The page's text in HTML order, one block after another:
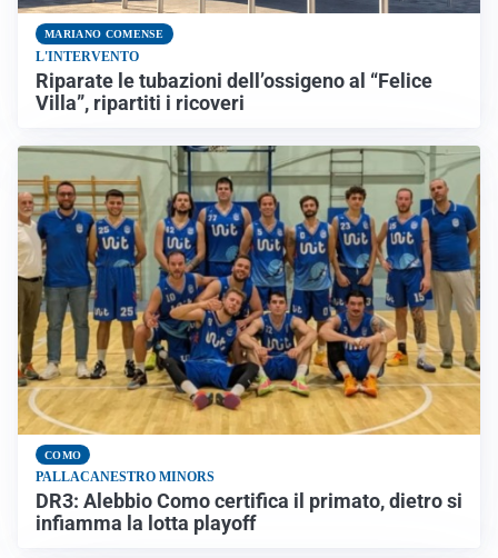
MARIANO COMENSE
L'INTERVENTO
Riparate le tubazioni dell’ossigeno al “Felice
Villa”, ripartiti i ricoveri
COMO
PALLACANESTRO MINORS
DR3: Alebbio Como certifica il primato, dietro si
infiamma la lotta playoff